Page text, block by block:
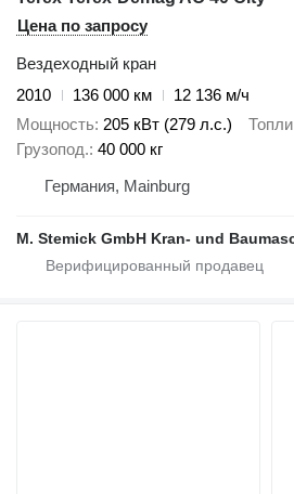
Цена по запросу
Вездеходный кран
2010
136 000 км
12 136 м/ч
Мощность 205 кВт (279 л.с.)
Грузопод. 40 000 кг
Германия, Mainburg
M. Stemick GmbH Kran- und